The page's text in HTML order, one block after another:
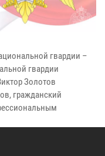
гвардии –
гвардии
Золотов
гражданский